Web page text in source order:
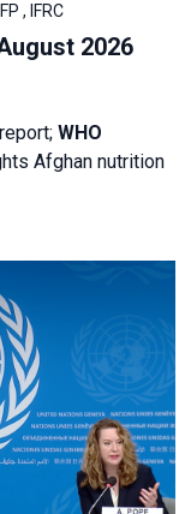
, IFRC
2026
WHO
Afghan nutrition